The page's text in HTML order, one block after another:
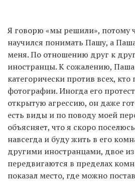
Я говорю «мы решили», потому
научился понимать Пашу, а
меня. По отношению друг к
иностранцы. К сожалению, Паша
категорически против всех,
фотографии. Иногда его
открытую агрессию, он даже
есть виды и по поводу моей
объясняет, что я скоро
навсегда и буду жить в его
другими иностранцами, двое
передвигаются в пределах
показал место, где можно